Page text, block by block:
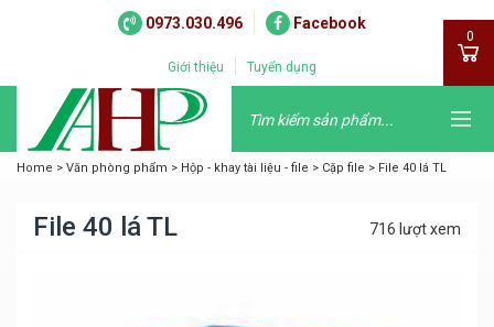
0973.030.496 Facebook
Giới thiệu Tuyển dụng
0
Home > Văn phòng phẩm > Hộp - khay tài liệu - file > Cặp file > File 40 lá TL
File 40 lá TL 716 lượt xem